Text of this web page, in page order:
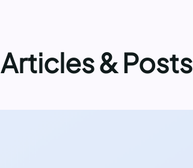
& Posts